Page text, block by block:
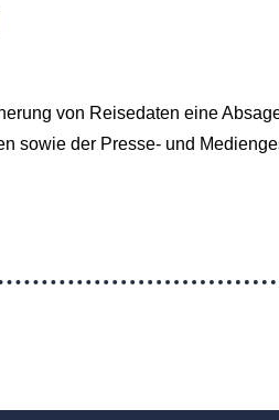
von Reisedaten eine
sowie der Presse- und